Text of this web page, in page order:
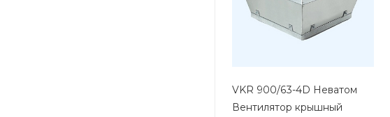
VKR 900/63-4D Неватом
Вентилятор крышный